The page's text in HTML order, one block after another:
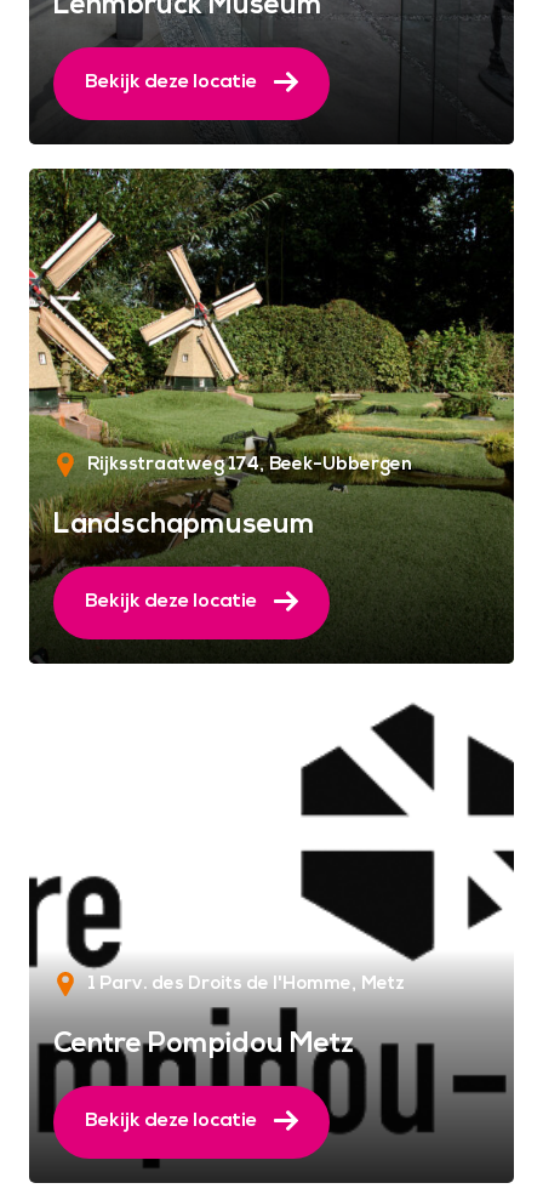
Bekijk deze locatie
Rijksstraatweg 174 Beek-Ubbergen
Landschapmuseum
Bekijk deze locatie
1 Parv. des Droits de l'Homme Metz
Centre Pompidou Metz
Bekijk deze locatie